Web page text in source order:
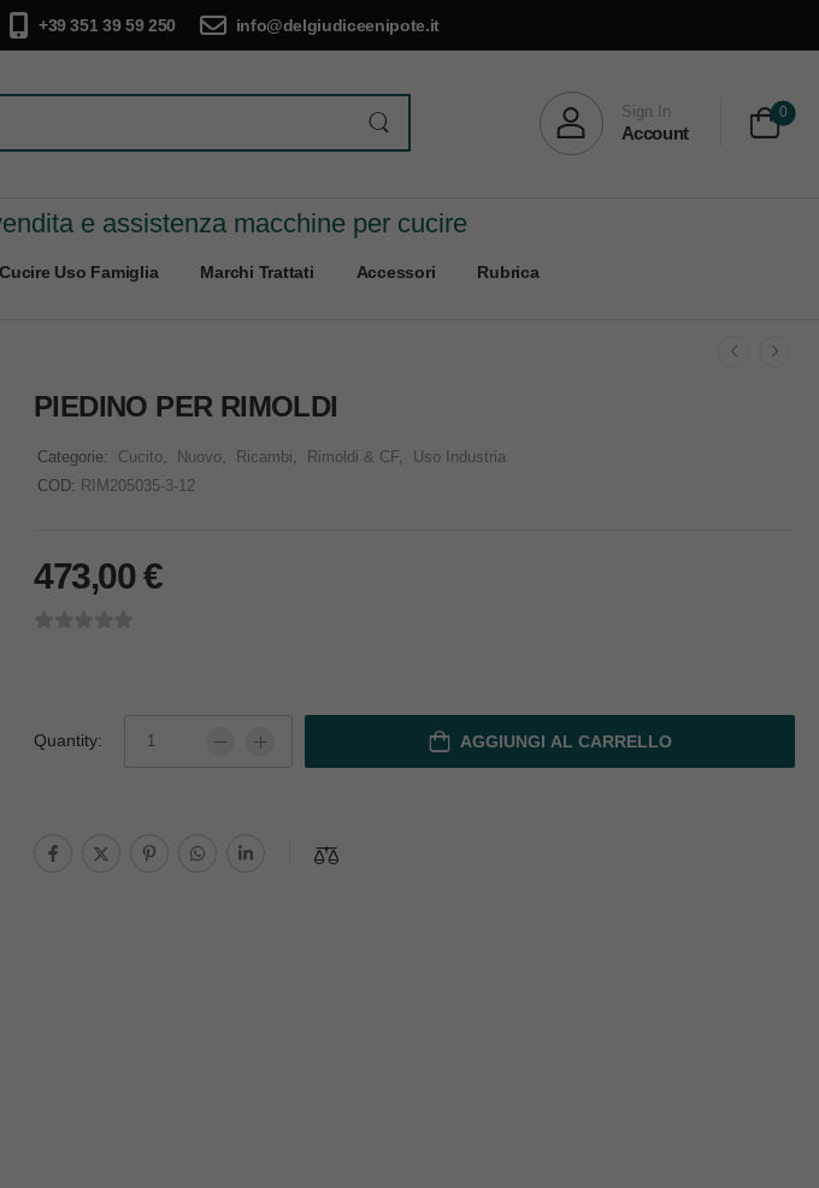
+39 351 39 59 250 info@delgiudiceenipote.it
Sign In
Account
0
e assistenza macchine per cucire
Uso Famiglia Marchi Trattati Accessori Rubrica
PIEDINO PER RIMOLDI
Categorie: Cucito Nuovo Ricambi Rimoldi & CF
Uso Industria
COD: RIM205035-3-12
473,00€
Quantity: AGGIUNGI AL CARRELLO